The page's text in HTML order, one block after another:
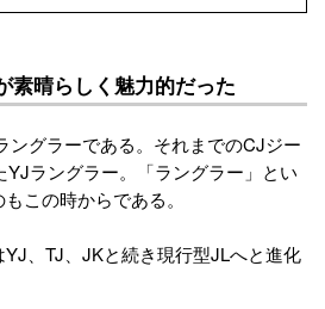
素晴らしく魅力的だった
グラーである。それまでのCJジー
YJラングラー。「ラングラー」とい
この時からである。
、TJ、JKと続き現行型JLへと進化